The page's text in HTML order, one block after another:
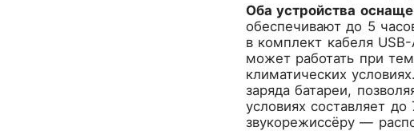
Оба устройства
обеспечивают до 5
в комплект кабеля
может работать при
климатических
заряда батареи,
условиях составляет
звукорежиссёру —